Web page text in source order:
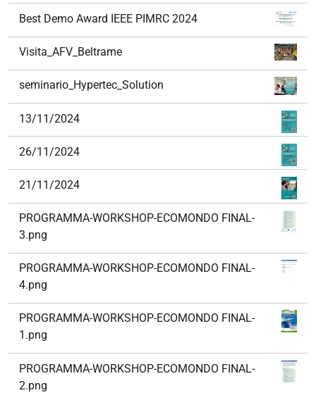
Best Demo Award IEEE PIMRC 2024
Visita_AFV_Beltrame
seminario_Hypertec_Solution
13/11/2024
26/11/2024
21/11/2024
PROGRAMMA-WORKSHOP-ECOMONDO FINAL-
3.png
PROGRAMMA-WORKSHOP-ECOMONDO FINAL-
4.png
PROGRAMMA-WORKSHOP-ECOMONDO FINAL-
1.png
PROGRAMMA-WORKSHOP-ECOMONDO FINAL-
2.png